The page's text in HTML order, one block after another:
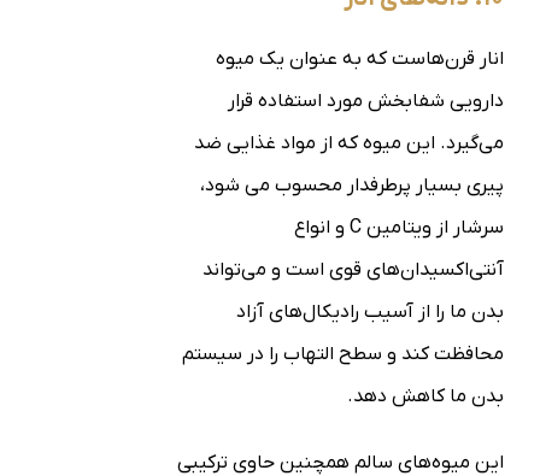
انار قرن‌هاست که به عنوان یک میوه
دارویی شفابخش مورد استفاده قرار
می‌گیرد. این میوه که از مواد غذایی ضد
پیری بسیار پرطرفدار محسوب می شود،
سرشار از ویتامین C و انواع
آنتی‌اکسیدان‌های قوی است و می‌تواند
بدن ما را از آسیب رادیکال‌های آزاد
محافظت کند و سطح التهاب را در سیستم
بدن ما کاهش دهد.
این میوه‌های سالم همچنین حاوی ترکیبی